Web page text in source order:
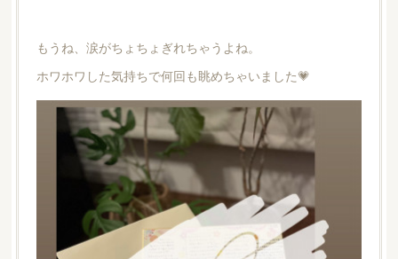
もうね、涙がちょちょぎれちゃうよね。
ホワホワした気持ちで何回も眺めちゃいました💗